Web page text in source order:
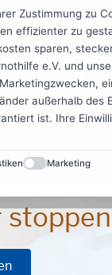
Zustimmung zu
effizienter zu
sparen,
e.V. und
außerhalb des
ist. Ihre
Marketing
stoppen